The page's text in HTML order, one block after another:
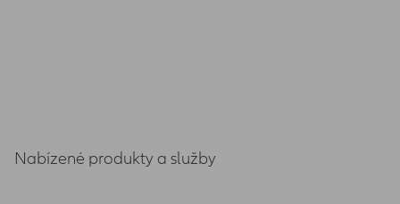
Nabízené produkty a služby